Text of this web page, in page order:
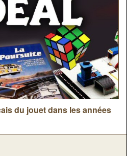
du jouet dans les années